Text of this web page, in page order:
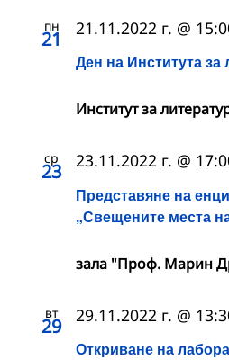
пн
21
Ден на Института за
21.11.2022 г. @
Институт за
ср
23
Представяне на
„Свещените места
23.11.2022 г. @
зала "Проф. Марин
вт
29
Откриване на
29.11.2022 г. @